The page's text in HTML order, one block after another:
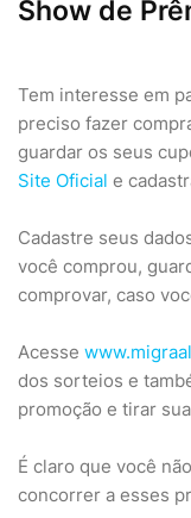
Show de
Tem interesse em
preciso fazer
guardar os seus
Site Oficial e
Cadastre seus
você comprou,
comprovar, caso
Acesse
dos sorteios e
promoção e tirar
É claro que você
concorrer a esses